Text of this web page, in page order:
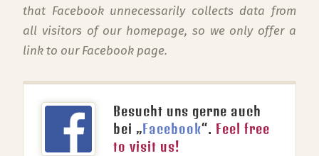
that Facebook unnecessarily collects data from
all visitors of our homepage, so we only offer a
link to our Facebook page.
Besucht uns gerne auch
bei „Facebook“. Feel free
to visit us!